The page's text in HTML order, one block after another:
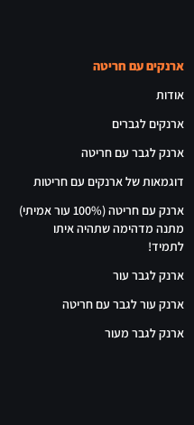
ארנקים עם חריטה
אודות
ארנקים לגברים
ארנק לגבר עם חריטה
דוגמאות של ארנקים עם חריטות
ארנק עם חריטה (100% עור אמיתי)
מתנה מדהימה שתהיה איתו
לתמיד!
ארנק לגבר עור
ארנק עור לגבר עם חריטה
ארנק לגבר מעור